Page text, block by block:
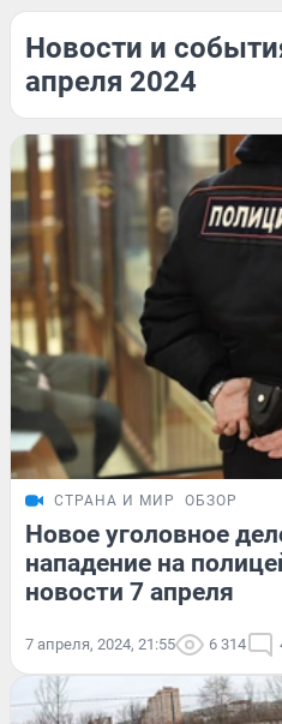
Новости и
апреля 2024
СТРАНА И МИР ОБЗОР
Новое уголовное
нападение на
новости 7 апреля
7 апреля, 2024, 21:55 6 314